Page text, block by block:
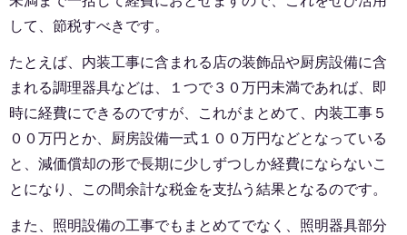
して、節税すべきです。
たとえば、内装工事に含まれる店の装飾品や厨房設備に含
まれる調理器具などは、１つで３０万円未満であれば、即
時に経費にできるのですが、これがまとめて、内装工事５
００万円とか、厨房設備一式１００万円などとなっている
と、減価償却の形で長期に少しずつしか経費にならないこ
とになり、この間余計な税金を支払う結果となるのです。
また、照明設備の工事でもまとめてでなく、照明器具部分